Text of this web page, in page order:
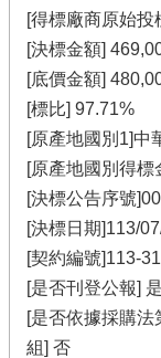
[得標廠商原始投
[決標金額]
[底價金額]
[標比] 97.71%
[原產地國別1]中
[原產地國別得標
[決標公告序號
[決標日期]113/
[契約編號]113-31
[是否刊登公報] 是
[是否依據採購
組] 否